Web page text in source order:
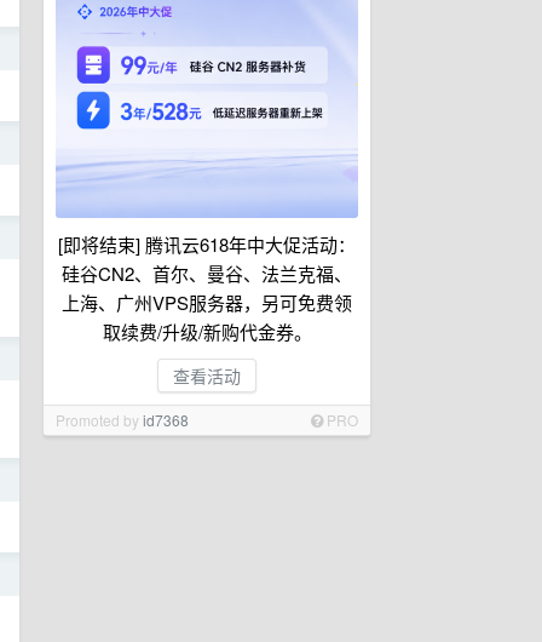
[即将结束] 腾讯云618年中大促活动：
硅谷CN2、首尔、曼谷、法兰克福、
上海、广州VPS服务器，另可免费领
取续费/升级/新购代金券。
查看活动
Promoted byid7368 PRO